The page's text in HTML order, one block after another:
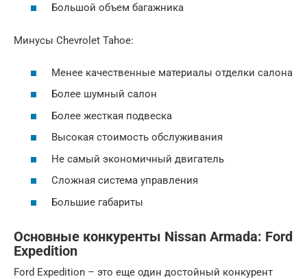
Большой объем багажника
Минусы Chevrolet Tahoe:
Менее качественные материалы отделки салона
Более шумный салон
Более жесткая подвеска
Высокая стоимость обслуживания
Не самый экономичный двигатель
Сложная система управления
Большие габариты
Основные конкуренты Nissan Armada: Ford
Expedition
Ford Expedition – это еще один достойный конкурент